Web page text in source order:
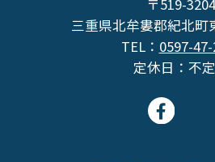
〒519-3204
三重県北牟婁郡紀北町
TEL： 0597-
定休日：不